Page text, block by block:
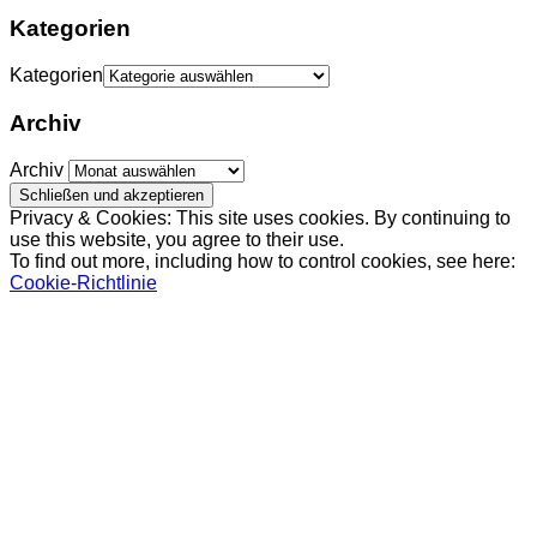
Kategorien
Kategorien
Archiv
Archiv
Privacy & Cookies: This site uses cookies. By continuing to
use this website, you agree to their use.
To find out more, including how to control cookies, see here:
Cookie-Richtlinie